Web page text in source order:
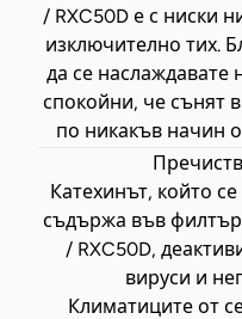
/ RXC50D е с ниски
изключително тих.
да се наслаждавате
спокойни, че сънят
по никакъв начин
Катехинът, който
съдържа във
/ RXC50D,
вируси и
Климатиците от